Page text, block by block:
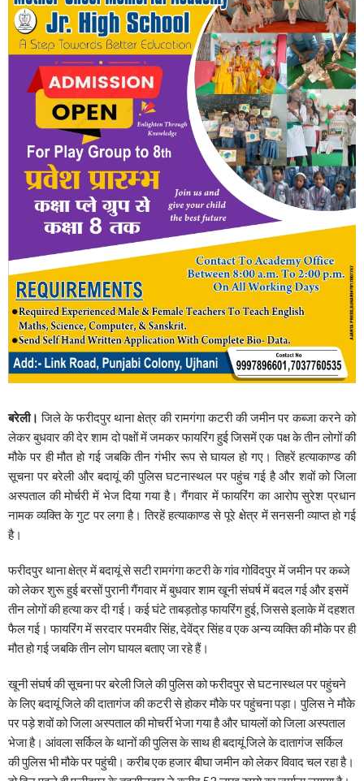
बरेली। जिले के फरीदपुर थाना क्षेत्र की रामगंगा कटरी की जमीन पर कब्जा करने को
लेकर बुधवार की देर शाम दो पक्षों में जमकर फायरिंग हुई जिसमें एक पक्ष के तीन लोगों की
मौके पर ही मौत हो गई जबकि तीन गंभीर रूप से घायल हो गए। तिहरें हत्याकाण्ड की
सूचना पर बरेली और बदायूं की पुलिस घटनास्थल पर पहुंच गई है और शवों को जिला
अस्पताल की मोर्चरी में भेज दिया गया है। गैंगवार में फायरिंग का आरोप सुरेश प्रधान
नामक व्यक्ति के गुट पर लगा है। तिरहें हत्याकाण्ड से पूरे क्षेत्र में सनसनी व्याप्त हो गई
है।
फरीदपुर थाना क्षेत्र में बदायूं से सटी रामगंगा कटरी के गांव गोविंदपुर में जमीन पर कब्जे
को लेकर शुरू हुई बरसों पुरानी गैंगवार में बुधवार शाम खूनी संघर्ष में बदल गई और इसमें
तीन लोगों की हत्या कर दी गई। कई घंटे ताबड़तोड़ फायरिंग हुई, जिससे इलाके में दहशत
फैल गई। फायरिंग में सरदार परमवीर सिंह, देवेंद्र सिंह व एक अन्य व्यक्ति की मौके पर ही
मौत हो गई जबकि तीन लोग घायल बताए जा रहे हैं।
खूनी संघर्ष की सूचना पर बरेली जिले की पुलिस को फरीदपुर से घटनास्थल पर पहुंचने
के लिए बदायूं जिले की दातागंज की कटरी से होकर मौके पर पहुंचना पड़ा। पुलिस ने मौके
पर पड़े शवों को जिला अस्पताल की मोचर्री भेजा गया है और घायलों को जिला अस्पताल
भेजा है। आंवला सर्किल के थानों की पुलिस के साथ ही बदायूं जिले के दातागंज सर्किल
की पुलिस भी मौके पर पहुंची। करीब एक हजार बीघा जमीन को लेकर विवाद चल रहा है।